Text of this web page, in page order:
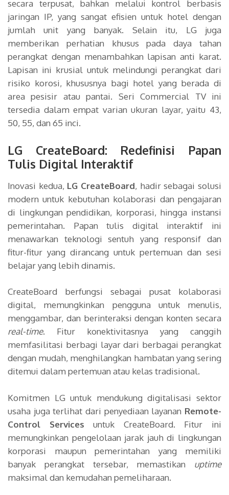
secara terpusat, bahkan melalui kontrol berbasis
jaringan IP, yang sangat efisien untuk hotel dengan
jumlah unit yang banyak. Selain itu, LG juga
memberikan perhatian khusus pada daya tahan
perangkat dengan menambahkan lapisan anti karat.
Lapisan ini krusial untuk melindungi perangkat dari
risiko korosi, khususnya bagi hotel yang berada di
area pesisir atau pantai. Seri Commercial TV ini
tersedia dalam empat varian ukuran layar, yaitu 43,
50, 55, dan 65 inci.
LG CreateBoard: Redefinisi Papan
Tulis Digital Interaktif
Inovasi kedua, LG CreateBoard, hadir sebagai solusi
modern untuk kebutuhan kolaborasi dan pengajaran
di lingkungan pendidikan, korporasi, hingga instansi
pemerintahan. Papan tulis digital interaktif ini
menawarkan teknologi sentuh yang responsif dan
fitur-fitur yang dirancang untuk pertemuan dan sesi
belajar yang lebih dinamis.
CreateBoard berfungsi sebagai pusat kolaborasi
digital, memungkinkan pengguna untuk menulis,
menggambar, dan berinteraksi dengan konten secara
real-time. Fitur konektivitasnya yang canggih
memfasilitasi berbagi layar dari berbagai perangkat
dengan mudah, menghilangkan hambatan yang sering
ditemui dalam pertemuan atau kelas tradisional.
Komitmen LG untuk mendukung digitalisasi sektor
usaha juga terlihat dari penyediaan layanan Remote-
Control Services untuk CreateBoard. Fitur ini
memungkinkan pengelolaan jarak jauh di lingkungan
korporasi maupun pemerintahan yang memiliki
banyak perangkat tersebar, memastikan uptime
maksimal dan kemudahan pemeliharaan.